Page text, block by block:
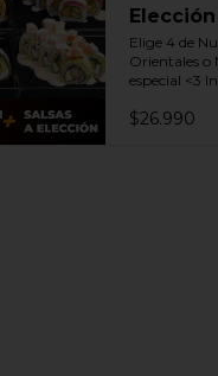
Elección
Elige 4 de
Orientales o
especial <3
(Promoción
$26.990